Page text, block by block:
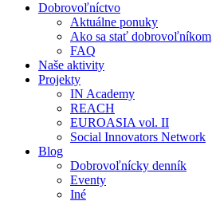
Dobrovoľníctvo
Aktuálne ponuky
Ako sa stať dobrovoľníkom
FAQ
Naše aktivity
Projekty
IN Academy
REACH
EUROASIA vol. II
Social Innovators Network
Blog
Dobrovoľnícky denník
Eventy
Iné